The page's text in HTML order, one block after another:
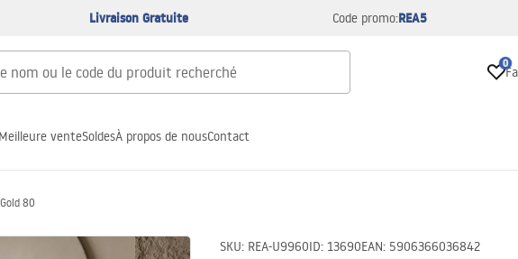
Livraison Gratuite Code promo:REA5
0
Meilleure venteSoldesÀ propos de nousContact
80
SKU: REA-U9960ID: 13690EAN: 5906366036842